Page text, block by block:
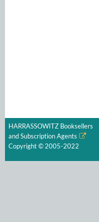
HARRASSOWITZ Booksellers
and Subscription Agents
Copyright © 2005-2022